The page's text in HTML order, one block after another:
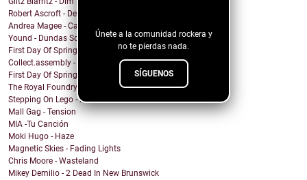
Únete a la comunidad rockera y
no te pierdas nada.
SÍGUENOS
Robert Ascroft - Devil Opens The Door (feat. Kid C...
Andrea Magee - Calling for You
Yound - Dundas Square
First Day Of Spring - Normal Person (Love You Fore...
Collect.assembly - The Lord's Prayer
First Day Of Spring - Old World
The Royal Foundry - I Don’t Wanna Talk
Stepping On Lego - Mindless Chatter
Mall Gag - Tension
MIA -Tu Canción
Moki Hugo - Haze
Magnetic Skies - Fading Lights
Chris Moore - Wasteland
Mikey Demilio - 2 Dead In New Brunswick